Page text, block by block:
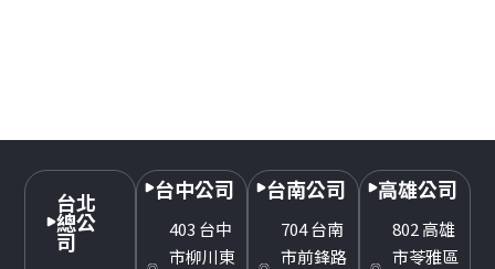
台北
總公
司
台中公司
403 台中
市柳川東
台南公司
704 台南
市前鋒路
高雄公司
802 高雄
市苓雅區